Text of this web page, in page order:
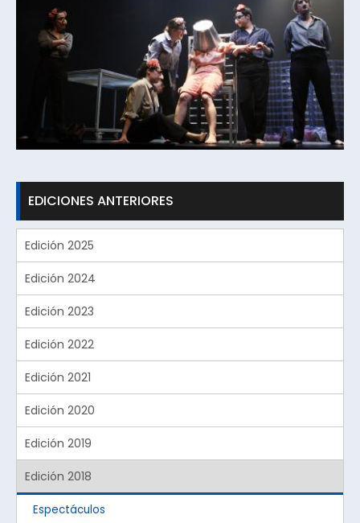
EDICIONES ANTERIORES
Edición 2025
Edición 2024
Edición 2023
Edición 2022
Edición 2021
Edición 2020
Edición 2019
Edición 2018
Espectáculos